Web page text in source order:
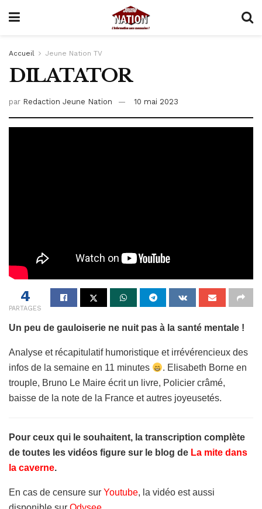
Accueil Jeune Nation TV
DILATATOR
par Redaction Jeune Nation 10 mai 2023
4
PARTAGES
Un peu de gauloiserie ne nuit pas à la santé mentale !
Analyse et récapitulatif humoristique et irrévérencieux des
infos de la semaine en 11 minutes
. Elisabeth Borne en
trouple, Bruno Le Maire écrit un livre, Policier crâmé,
baisse de la note de la France et autres joyeusetés.
Pour ceux qui le souhaitent, la transcription complète
de toutes les vidéos figure sur le blog de La mite dans
la caverne.
En cas de censure sur Youtube, la vidéo est aussi